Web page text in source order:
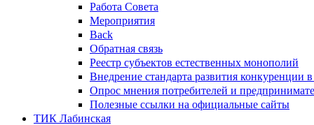
Работа Совета
Мероприятия
Back
Обратная связь
Реестр субъектов естественных монополий
Внедрение стандарта развития конкуренции
Опрос мнения потребителей и
Полезные ссылки на официальные сайты
ТИК Лабинская